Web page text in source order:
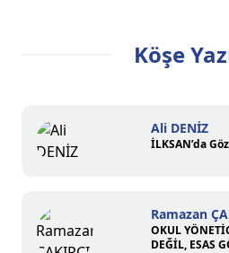
Köşe
Ali DENİZ
İLKSAN’da
Ramazan
OKUL
DEĞİL, ESAS